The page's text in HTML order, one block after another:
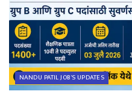
NANDU PATIL JOB'S UPDATES